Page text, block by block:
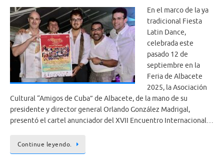
En el marco de la ya
tradicional Fiesta
Latin Dance,
celebrada este
pasado 12 de
septiembre en la
Feria de Albacete
2025, la Asociación
Cultural “Amigos de Cuba” de Albacete, de la mano de su
presidente y director general Orlando González Madrigal,
presentó el cartel anunciador del XVII Encuentro Internacional…
Continue leyendo.